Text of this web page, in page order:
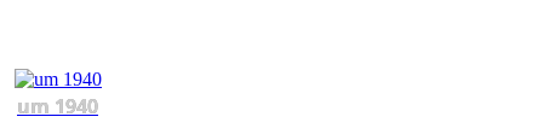
um 1940